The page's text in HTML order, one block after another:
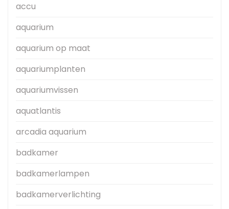
accu
aquarium
aquarium op maat
aquariumplanten
aquariumvissen
aquatlantis
arcadia aquarium
badkamer
badkamerlampen
badkamerverlichting